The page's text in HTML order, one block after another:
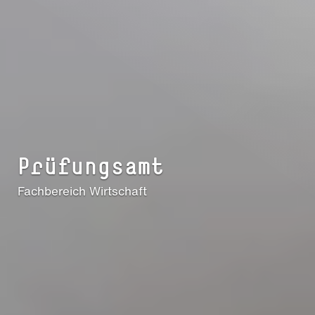
Prüfungsamt
Fachbereich Wirtschaft